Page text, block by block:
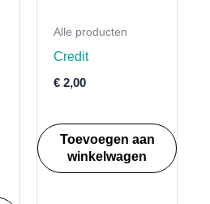
Alle producten
Credit
€2,00
Toevoegen aan
winkelwagen